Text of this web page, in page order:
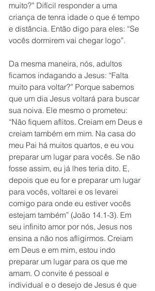
muito?” Difícil responder a uma
criança de tenra idade o que é tempo
e distância. Então digo para eles: “Se
vocês dormirem vai chegar logo”.
Da mesma maneira, nós, adultos
ficamos indagando a Jesus: “Falta
muito para voltar?” Porque sabemos
que um dia Jesus voltará para buscar
sua noiva. Ele mesmo o prometeu:
“Não fiquem aflitos. Creiam em Deus e
creiam também em mim. Na casa do
meu Pai há muitos quartos, e eu vou
preparar um lugar para vocês. Se não
fosse assim, eu já lhes teria dito. E,
depois que eu for e preparar um lugar
para vocês, voltarei e os levarei
comigo para onde eu estiver vocês
estejam também” (João 14.1-3). Em
seu infinito amor por nós, Jesus nos
ensina a não nos afligirmos. Creiam
em Deus e em mim, estou indo
preparar um lugar para os que me
amam. O convite é pessoal e
individual e o desejo de Jesus é que